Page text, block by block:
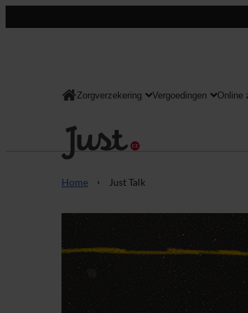
Consument
Zorgverzekering Vergoedingen Online
Home Just Talk